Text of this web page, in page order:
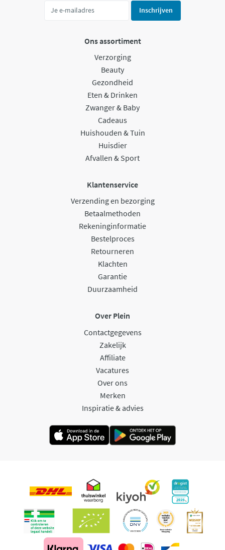
Inschrijven
Ons assortiment
Verzorging
Beauty
Gezondheid
Eten & Drinken
Zwanger & Baby
Cadeaus
Huishouden & Tuin
Huisdier
Afvallen & Sport
Klantenservice
Verzending en bezorging
Betaalmethoden
Rekeninginformatie
Bestelproces
Retourneren
Klachten
Garantie
Duurzaamheid
Over Plein
Contactgegevens
Zakelijk
Affiliate
Vacatures
Over ons
Merken
Inspiratie & advies